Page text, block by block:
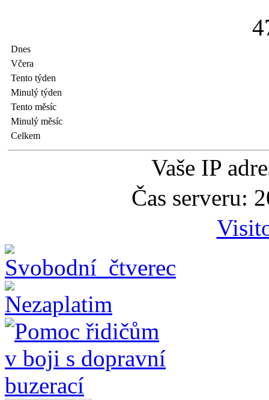
4
Dnes
Včera
Tento týden
Minulý týden
Tento měsíc
Minulý měsíc
Celkem
Vaše IP
Čas serveru: